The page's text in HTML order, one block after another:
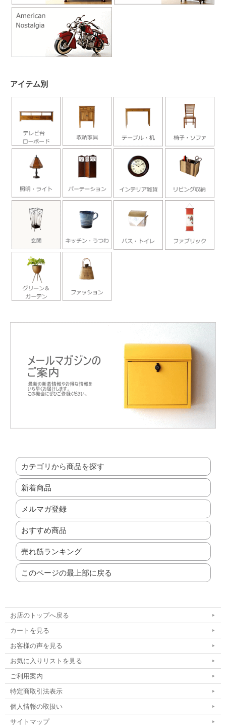
アイテム別
カテゴリから商品を探す
新着商品
メルマガ登録
おすすめ商品
売れ筋ランキング
このページの最上部に戻る
お店のトップへ戻る
カートを見る
お客様の声を見る
お気に入りリストを見る
ご利用案内
特定商取引法表示
個人情報の取扱い
サイトマップ